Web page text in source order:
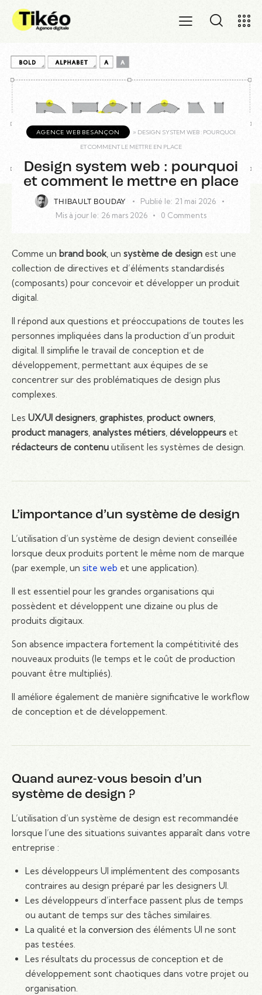
AGENCE WEB BESANÇON » DESIGN SYSTEM WEB : POURQUOI
ET COMMENT LE METTRE EN PLACE
Design system web : pourquoi
et comment le mettre en place
THIBAULT BOUDAY Publié le: 21 mai 2026
Mis à jour le: 26 mars 2026 0 Comments
Comme un brand book, un système de design est une
collection de directives et d’éléments standardisés
(composants) pour concevoir et développer un produit
digital.
Il répond aux questions et préoccupations de toutes les
personnes impliquées dans la production d’un produit
digital. Il simplifie le travail de conception et de
développement, permettant aux équipes de se
concentrer sur des problématiques de design plus
complexes.
Les UX/UI designers, graphistes, product owners,
product managers, analystes métiers, développeurs et
rédacteurs de contenu utilisent les systèmes de design.
L’importance d’un système de design
L’utilisation d’un système de design devient conseillée
lorsque deux produits portent le même nom de marque
(par exemple, un site web et une application).
Il est essentiel pour les grandes organisations qui
possèdent et développent une dizaine ou plus de
produits digitaux.
Son absence impactera fortement la compétitivité des
nouveaux produits (le temps et le coût de production
pouvant être multipliés).
Il améliore également de manière significative le workflow
de conception et de développement.
Quand aurez-vous besoin d’un
système de design ?
L’utilisation d’un système de design est recommandée
lorsque l’une des situations suivantes apparaît dans votre
entreprise :
Les développeurs UI implémentent des composants
contraires au design préparé par les designers UI.
Les développeurs d’interface passent plus de temps
ou autant de temps sur des tâches similaires.
La qualité et la conversion des éléments UI ne sont
pas testées.
Les résultats du processus de conception et de
développement sont chaotiques dans votre projet ou
organisation.